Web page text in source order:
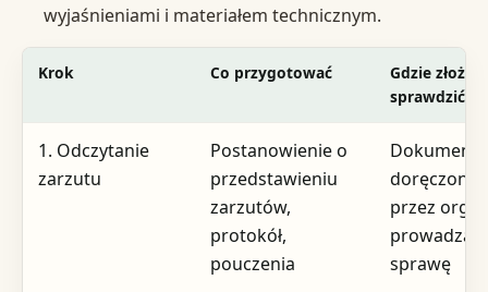
wyjaśnieniami i materiałem technicznym.
Krok Co przygotować
Gdzie
sprawdzić
1. Odczytanie
zarzutu
Postanowienie o
przedstawieniu
zarzutów,
protokół,
pouczenia
Dokumenty
doręczone
przez
sprawę